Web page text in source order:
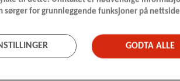
sørger for grunnleggende funksjoner på
GODTA ALLE